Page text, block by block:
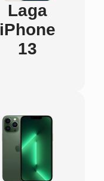
Laga
iPhone
13